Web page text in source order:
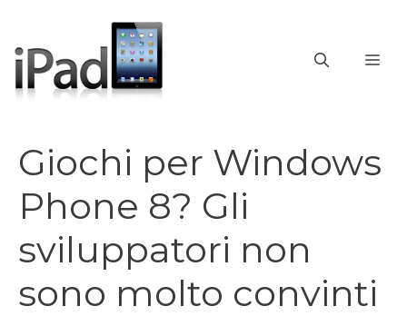
contenuto
Giochi per Windows
Phone 8? Gli
sviluppatori non
sono molto convinti